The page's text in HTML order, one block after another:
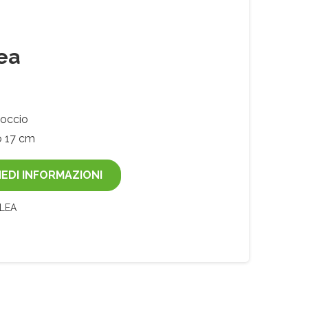
17 cm
INFORMAZIONI